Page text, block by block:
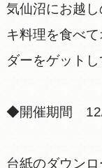
気仙沼にお越
キ料理を食べ
ダーをゲットし
◆開催期間 12/
台紙のダウン